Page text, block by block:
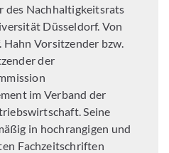
des Nachhaltigkeitsrats
Düsseldorf. Von
Vorsitzender bzw.
der
im Verband der
Seine
in hochrangigen und
Fachzeitschriften